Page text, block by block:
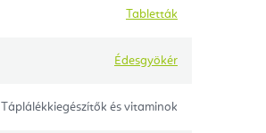
Tabletták
Édesgyökér
Táplálékkiegészítők és vitaminok